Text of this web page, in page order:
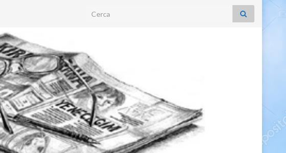
Search for: